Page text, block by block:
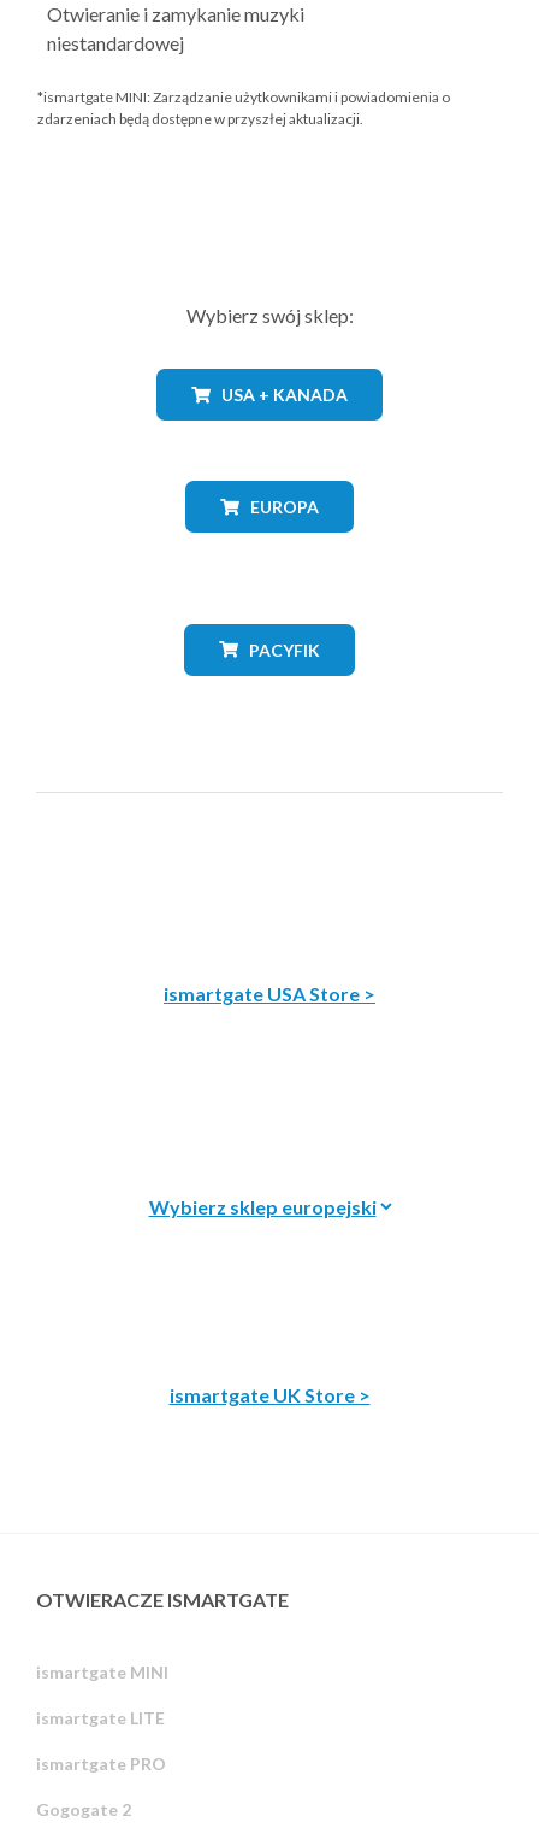
Otwieranie i zamykanie muzyki
niestandardowej
*ismartgate MINI: Zarządzanie użytkownikami i powiadomienia o
zdarzeniach będą dostępne w przyszłej aktualizacji.
Wybierz swój sklep:
USA + KANADA
EUROPA
PACYFIK
ismartgate USA Store >
ismartgate UK Store >
OTWIERACZE ISMARTGATE
ismartgate MINI
ismartgate LITE
ismartgate PRO
Gogogate 2